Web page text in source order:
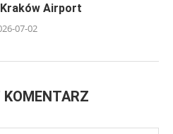
Airport
07-02